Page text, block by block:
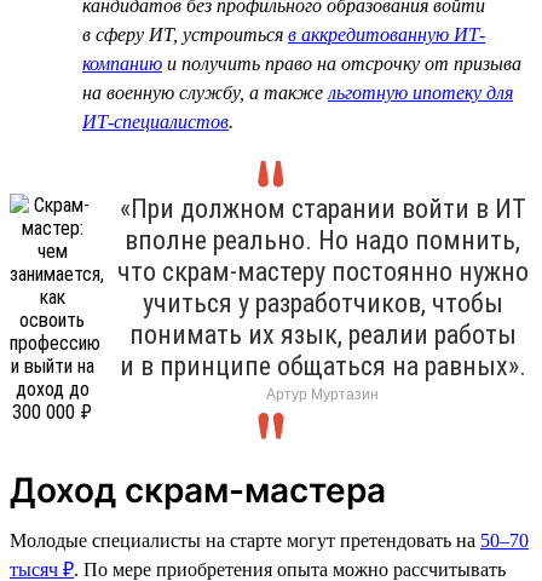
кандидатов без профильного образования войти
в сферу ИТ, устроиться в аккредитованную ИТ-
компанию и получить право на отсрочку от призыва
на военную службу, а также льготную ипотеку для
ИТ-специалистов.
«При должном старании войти в ИТ
вполне реально. Но надо помнить,
что скрам-мастеру постоянно нужно
учиться у разработчиков, чтобы
понимать их язык, реалии работы
и в принципе общаться на равных».
Артур Муртазин
Доход скрам-мастера
Молодые специалисты на старте могут претендовать на 50–70
тысяч ₽. По мере приобретения опыта можно рассчитывать